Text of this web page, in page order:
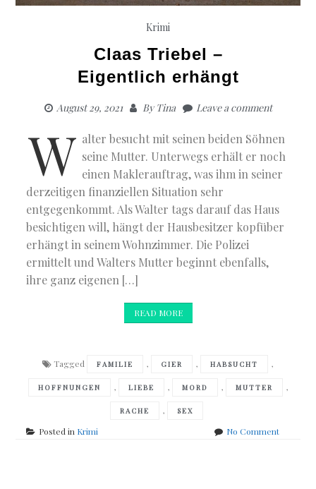
Krimi
Claas Triebel –
Eigentlich erhängt
August 29, 2021 ByTina Leave a comment
W alter besucht mit seinen beiden Söhnen
seine Mutter. Unterwegs erhält er noch
einen Maklerauftrag, was ihm in seiner
derzeitigen finanziellen Situation sehr
entgegenkommt. Als Walter tags darauf das Haus
besichtigen will, hängt der Hausbesitzer kopfüber
erhängt in seinem Wohnzimmer. Die Polizei
ermittelt und Walters Mutter beginnt ebenfalls,
ihre ganz eigenen […]
READ MORE
Tagged FAMILIE , GIER , HABSUCHT ,
HOFFNUNGEN , LIEBE , MORD , MUTTER ,
RACHE , SEX
Posted in Krimi No Commenton